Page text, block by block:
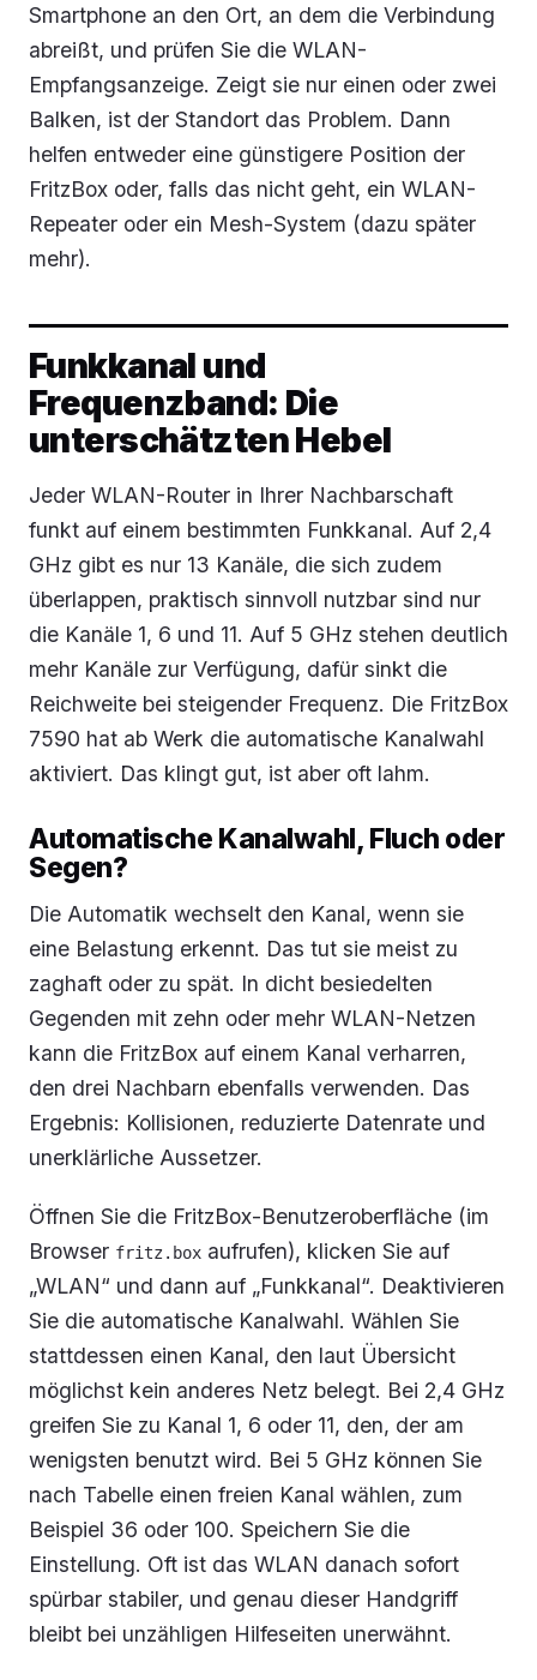
Smartphone an den Ort, an dem die Verbindung
abreißt, und prüfen Sie die WLAN-
Empfangsanzeige. Zeigt sie nur einen oder zwei
Balken, ist der Standort das Problem. Dann
helfen entweder eine günstigere Position der
FritzBox oder, falls das nicht geht, ein WLAN-
Repeater oder ein Mesh-System (dazu später
mehr).
Funkkanal und
Frequenzband: Die
unterschätzten Hebel
Jeder WLAN-Router in Ihrer Nachbarschaft
funkt auf einem bestimmten Funkkanal. Auf 2,4
GHz gibt es nur 13 Kanäle, die sich zudem
überlappen, praktisch sinnvoll nutzbar sind nur
die Kanäle 1, 6 und 11. Auf 5 GHz stehen deutlich
mehr Kanäle zur Verfügung, dafür sinkt die
Reichweite bei steigender Frequenz. Die FritzBox
7590 hat ab Werk die automatische Kanalwahl
aktiviert. Das klingt gut, ist aber oft lahm.
Automatische Kanalwahl, Fluch oder
Segen?
Die Automatik wechselt den Kanal, wenn sie
eine Belastung erkennt. Das tut sie meist zu
zaghaft oder zu spät. In dicht besiedelten
Gegenden mit zehn oder mehr WLAN-Netzen
kann die FritzBox auf einem Kanal verharren,
den drei Nachbarn ebenfalls verwenden. Das
Ergebnis: Kollisionen, reduzierte Datenrate und
unerklärliche Aussetzer.
Öffnen Sie die FritzBox-Benutzeroberfläche (im
Browser fritz.box aufrufen), klicken Sie auf
„WLAN“ und dann auf „Funkkanal“. Deaktivieren
Sie die automatische Kanalwahl. Wählen Sie
stattdessen einen Kanal, den laut Übersicht
möglichst kein anderes Netz belegt. Bei 2,4 GHz
greifen Sie zu Kanal 1, 6 oder 11, den, der am
wenigsten benutzt wird. Bei 5 GHz können Sie
nach Tabelle einen freien Kanal wählen, zum
Beispiel 36 oder 100. Speichern Sie die
Einstellung. Oft ist das WLAN danach sofort
spürbar stabiler, und genau dieser Handgriff
bleibt bei unzähligen Hilfeseiten unerwähnt.